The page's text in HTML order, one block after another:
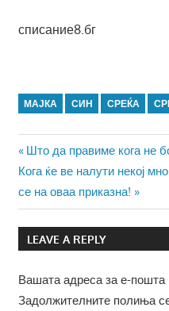
списание8.бг
МАЈКА СИН СРЕЌА
Навигација
на
напис
Previous
Post:
Што да правиме кога не
Next
Post:
Кога ќе ве налути некој
се на оваа приказна!
LEAVE A REPLY
Вашата адреса за е-пошта
Задолжителните полиња